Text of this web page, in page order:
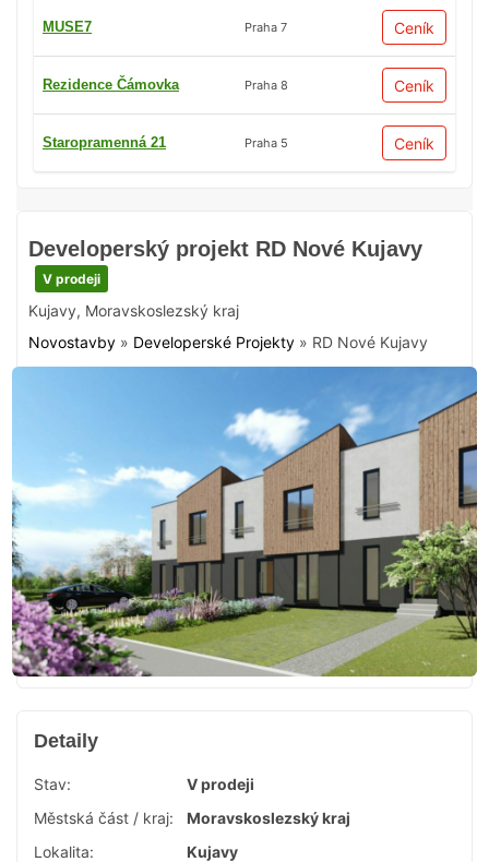
Developerský projekt RD Nové Kujavy
V prodeji
Kujavy, Moravskoslezský kraj
Novostavby » Developerské Projekty » RD Nové Kujavy
MUSE7 Praha 7 Ceník
Rezidence Čámovka Praha 8 Ceník
Staropramenná 21 Praha 5 Ceník
Detaily
Stav:
V prodeji
Městská část / kraj:
Moravskoslezský kraj
Lokalita:
Kujavy